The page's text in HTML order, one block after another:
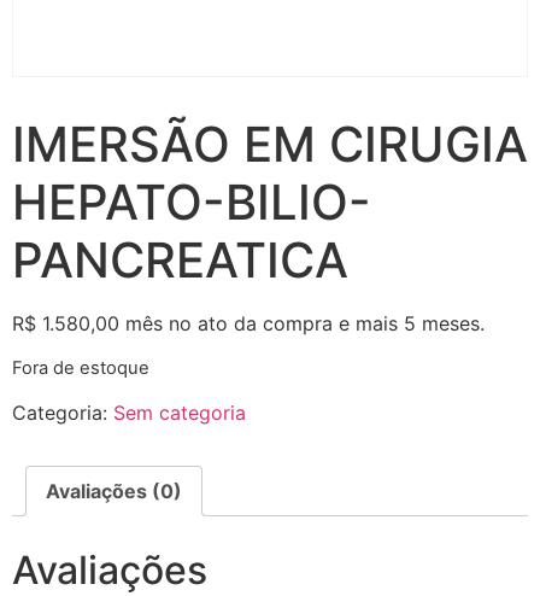
IMERSÃO EM CIRUGIA
HEPATO-BILIO-
PANCREATICA
R$ 1.580,00 mês no ato da compra e mais 5 meses.
Fora de estoque
Categoria: Sem categoria
Avaliações (0)
Avaliações